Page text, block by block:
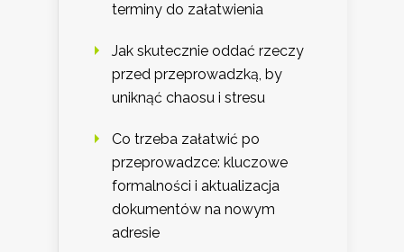
terminy do załatwienia
Jak skutecznie oddać rzeczy
przed przeprowadzką, by
uniknąć chaosu i stresu
Co trzeba załatwić po
przeprowadzce: kluczowe
formalności i aktualizacja
dokumentów na nowym
adresie